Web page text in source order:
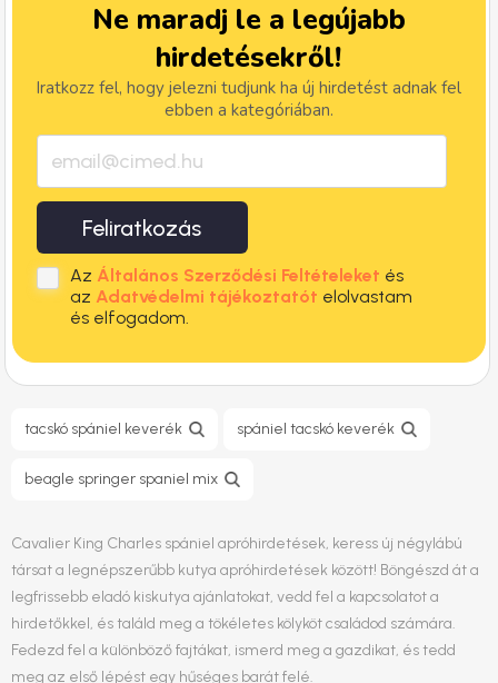
Ne maradj le a legújabb
hirdetésekről!
Iratkozz fel, hogy jelezni tudjunk ha új hirdetést adnak fel
ebben a kategóriában.
Feliratkozás
Az Általános Szerződési Feltételeket és
az Adatvédelmi tájékoztatót elolvastam
és elfogadom.
tacskó spániel keverék spániel tacskó keverék
beagle springer spaniel mix
Cavalier King Charles spániel apróhirdetések, keress új négylábú
társat a legnépszerűbb kutya apróhirdetések között! Böngészd át a
legfrissebb eladó kiskutya ajánlatokat, vedd fel a kapcsolatot a
hirdetőkkel, és találd meg a tökéletes kölyköt családod számára.
Fedezd fel a különböző fajtákat, ismerd meg a gazdikat, és tedd
meg az első lépést egy hűséges barát felé.